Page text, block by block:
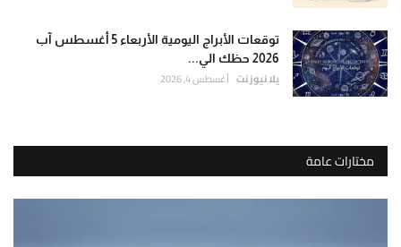
توقعات الأبراج اليومية الأربعاء 5 أغسطس آب
2026 حظك الي...
يلا نيوز نت أغسطس 4, 2026
مختارات عامة